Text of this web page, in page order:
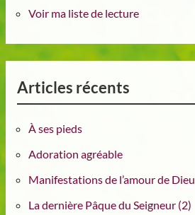
Voir ma liste de lecture
Articles récents
À ses pieds
Adoration agréable
Manifestations de l’amour de Dieu
La dernière Pâque du Seigneur (2)